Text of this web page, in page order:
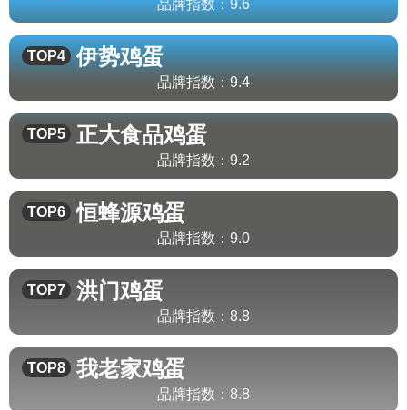
品牌指数： 9.6
TOP4 伊势鸡蛋
品牌指数： 9.4
TOP5 正大食品鸡蛋
品牌指数： 9.2
TOP6 恒蜂源鸡蛋
品牌指数： 9.0
TOP7 洪门鸡蛋
品牌指数： 8.8
TOP8 我老家鸡蛋
品牌指数： 8.8